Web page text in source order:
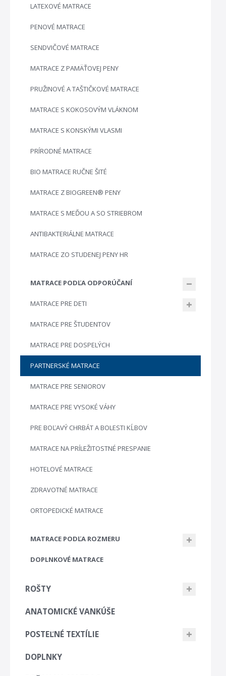
LATEXOVÉ MATRACE
PENOVÉ MATRACE
SENDVIČOVÉ MATRACE
MATRACE Z PAMÄŤOVEJ PENY
PRUŽINOVÉ A TAŠTIČKOVÉ MATRACE
MATRACE S KOKOSOVÝM VLÁKNOM
MATRACE S KONSKÝMI VLASMI
PRÍRODNÉ MATRACE
BIO MATRACE RUČNE ŠITÉ
MATRACE Z BIOGREEN® PENY
MATRACE S MEĎOU A SO STRIEBROM
ANTIBAKTERIÁLNE MATRACE
MATRACE ZO STUDENEJ PENY HR
MATRACE PODĽA ODPORÚČANÍ
MATRACE PRE DETI
MATRACE PRE ŠTUDENTOV
MATRACE PRE DOSPELÝCH
PARTNERSKÉ MATRACE
MATRACE PRE SENIOROV
MATRACE PRE VYSOKÉ VÁHY
PRE BOĽAVÝ CHRBÁT A BOLESTI KĹBOV
MATRACE NA PRÍLEŽITOSTNÉ PRESPANIE
HOTELOVÉ MATRACE
ZDRAVOTNÉ MATRACE
ORTOPEDICKÉ MATRACE
MATRACE PODĽA ROZMERU
DOPLNKOVÉ MATRACE
ROŠTY
ANATOMICKÉ VANKÚŠE
POSTEĽNÉ TEXTÍLIE
DOPLNKY